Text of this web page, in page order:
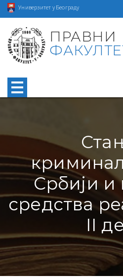
Универзитет у Београду
ПРАВНИ
Србији и
средства
II